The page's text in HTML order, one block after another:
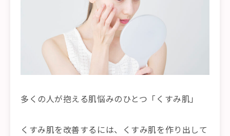
多くの人が抱える肌悩みのひとつ「くすみ肌」
くすみ肌を改善するには、くすみ肌を作り出して